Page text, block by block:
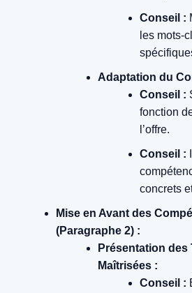
Conseil :
les mots-
Adaptation du
Conseil :
fonction
l’offre.
Conseil :
concrets
Mise en Avant des
(Paragraphe 2) :
Présentation
Maîtrisées :
Conseil :